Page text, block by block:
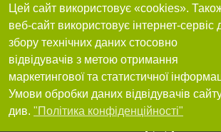
Цей сайт використовує «cookies».
веб-сайт використовує інтернет-сервіс
збору технічних даних стосовно
відвідувачів з метою отримання
маркетингової та статистичної
Умови обробки даних відвідувачів
див. "Політика конфіденційності"